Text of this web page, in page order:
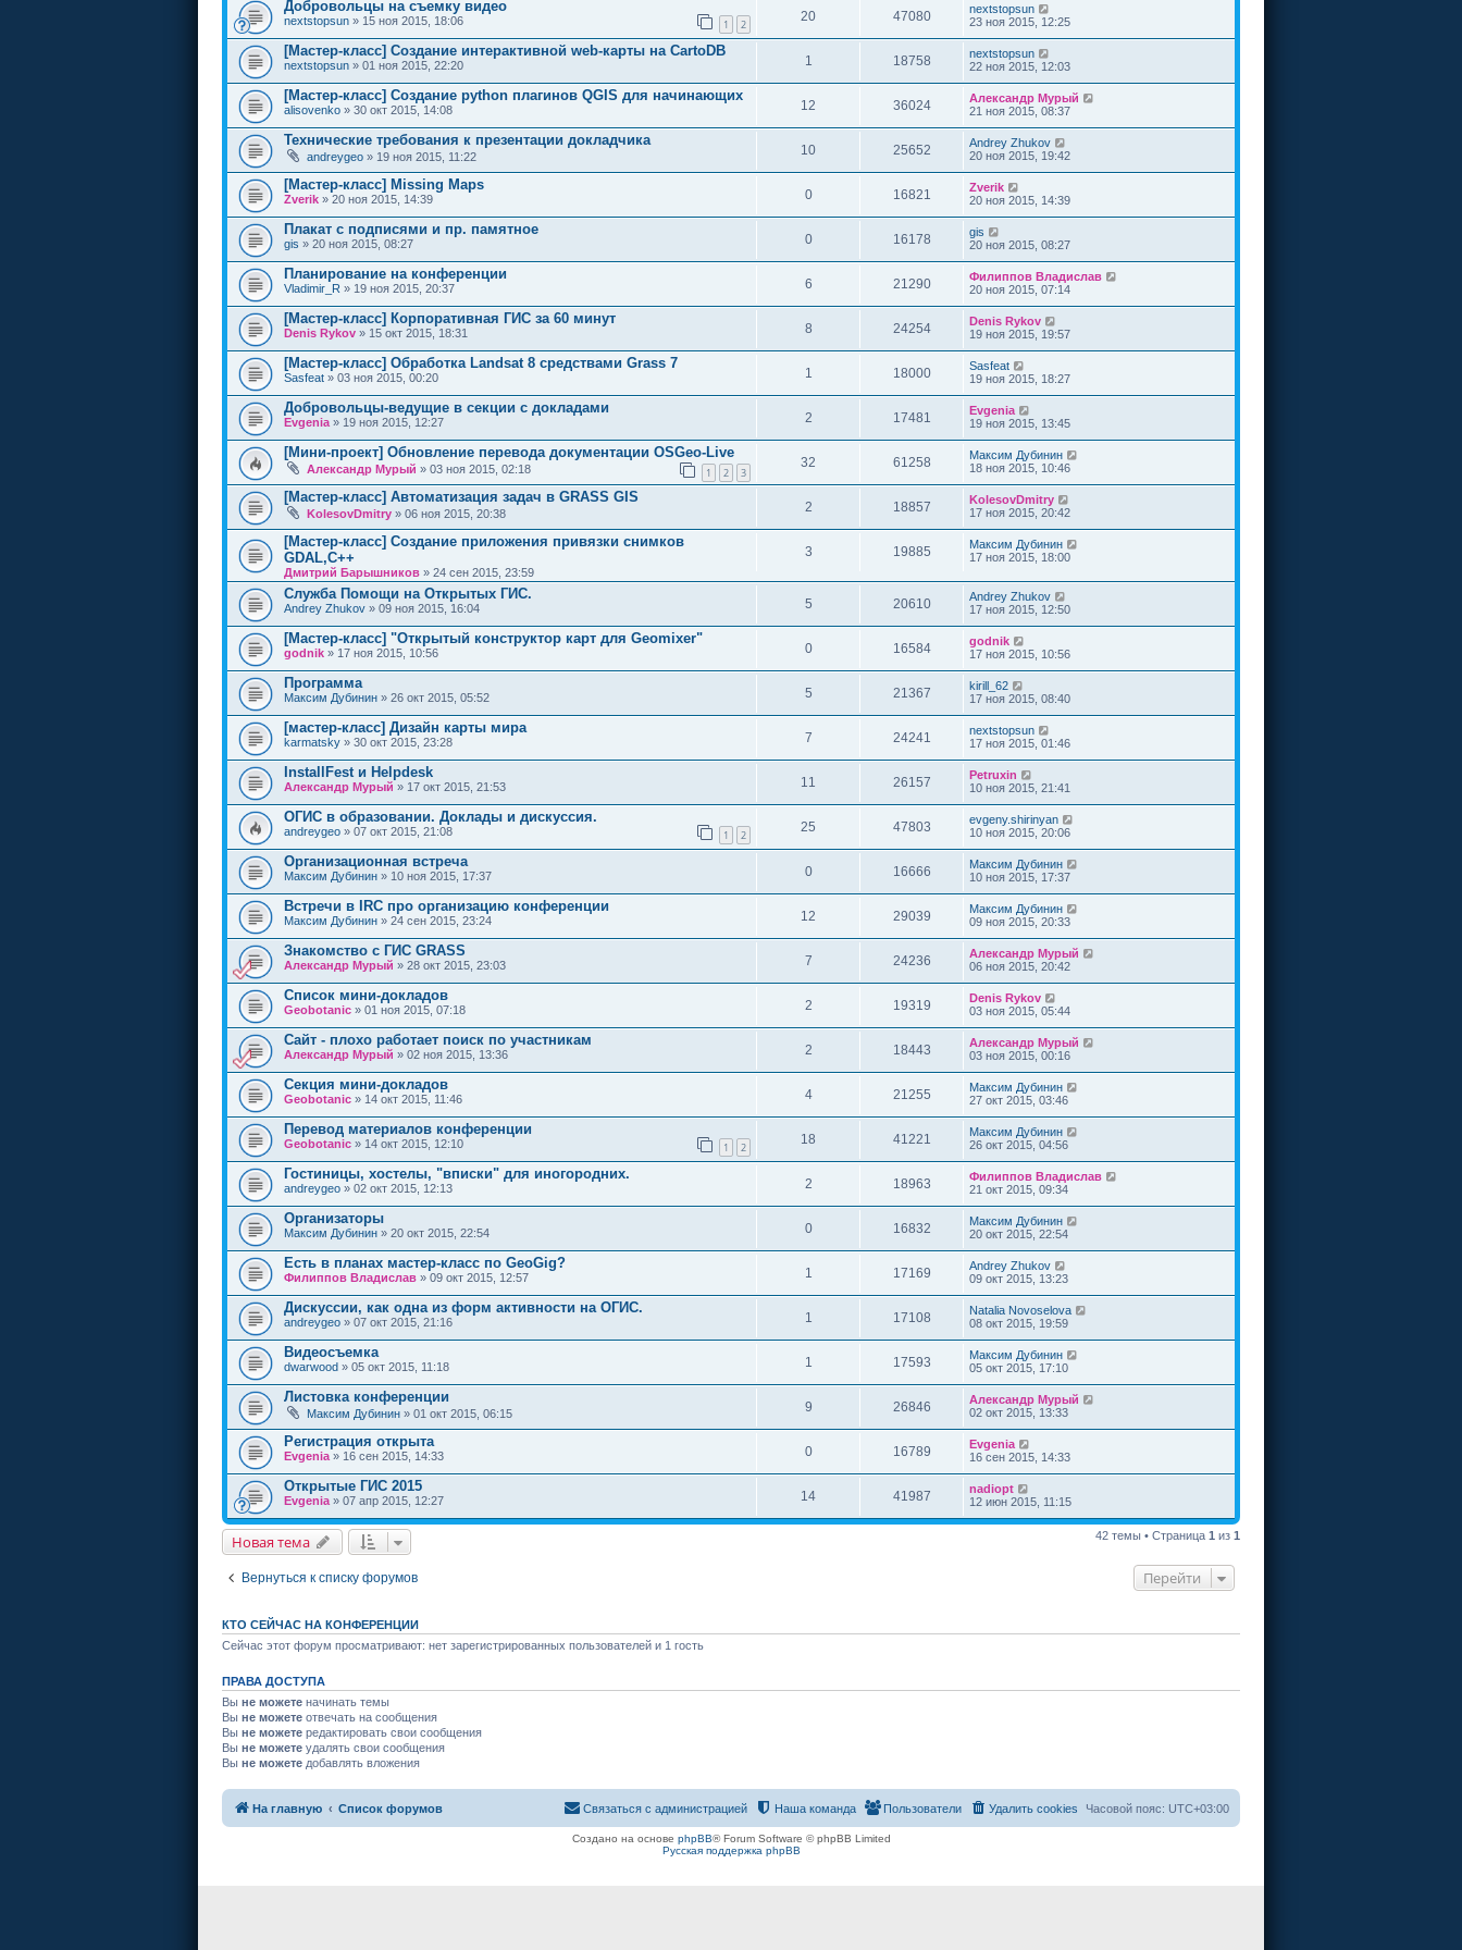
Добровольцы на съемку видео
nextstopsun » 15 ноя 2015, 18:06 1 2
20 47080
nextstopsun
23 ноя 2015, 12:25
[Мастер-класс] Создание интерактивной web-карты на CartoDB
nextstopsun » 01 ноя 2015, 22:20 1 18758
nextstopsun
22 ноя 2015, 12:03
[Мастер-класс] Создание python плагинов QGIS для начинающих
alisovenko » 30 окт 2015, 14:08 12 36024
Александр Мурый
21 ноя 2015, 08:37
Технические требования к презентации докладчика
andreygeo » 19 ноя 2015, 11:22 10 25652
Andrey Zhukov
20 ноя 2015, 19:42
[Мастер-класс] Missing Maps
Zverik » 20 ноя 2015, 14:39 0 16821
Zverik
20 ноя 2015, 14:39
Плакат с подписями и пр. памятное
gis » 20 ноя 2015, 08:27 0 16178
gis
20 ноя 2015, 08:27
Планирование на конференции
Vladimir_R » 19 ноя 2015, 20:37 6 21290
Филиппов Владислав
20 ноя 2015, 07:14
[Мастер-класс] Корпоративная ГИС за 60 минут
Denis Rykov » 15 окт 2015, 18:31 8 24254
Denis Rykov
19 ноя 2015, 19:57
[Мастер-класс] Обработка Landsat 8 средствами Grass 7
Sasfeat » 03 ноя 2015, 00:20 1 18000
Sasfeat
19 ноя 2015, 18:27
Добровольцы-ведущие в секции с докладами
Evgenia » 19 ноя 2015, 12:27 2 17481
Evgenia
19 ноя 2015, 13:45
[Мини-проект] Обновление перевода документации OSGeo-Live
Александр Мурый » 03 ноя 2015, 02:18 1 2 3
32 61258
Максим Дубинин
18 ноя 2015, 10:46
[Мастер-класс] Автоматизация задач в GRASS GIS
KolesovDmitry » 06 ноя 2015, 20:38 2 18857
KolesovDmitry
17 ноя 2015, 20:42
[Мастер-класс] Создание приложения привязки снимков
GDAL,С++
Дмитрий Барышников » 24 сен 2015, 23:59
3 19885
Максим Дубинин
17 ноя 2015, 18:00
Служба Помощи на Открытых ГИС.
Andrey Zhukov » 09 ноя 2015, 16:04 5 20610
Andrey Zhukov
17 ноя 2015, 12:50
[Мастер-класс] "Открытый конструктор карт для Geomixer"
godnik » 17 ноя 2015, 10:56 0 16584
godnik
17 ноя 2015, 10:56
Программа
Максим Дубинин » 26 окт 2015, 05:52 5 21367
kirill_62
17 ноя 2015, 08:40
[мастер-класс] Дизайн карты мира
karmatsky » 30 окт 2015, 23:28 7 24241
nextstopsun
17 ноя 2015, 01:46
InstallFest и Helpdesk
Александр Мурый » 17 окт 2015, 21:53 11 26157
Petruxin
10 ноя 2015, 21:41
ОГИС в образовании. Доклады и дискуссия.
andreygeo » 07 окт 2015, 21:08 1 2
25 47803
evgeny.shirinyan
10 ноя 2015, 20:06
Организационная встреча
Максим Дубинин » 10 ноя 2015, 17:37 0 16666
Максим Дубинин
10 ноя 2015, 17:37
Встречи в IRC про организацию конференции
Максим Дубинин » 24 сен 2015, 23:24 12 29039
Максим Дубинин
09 ноя 2015, 20:33
Знакомство с ГИС GRASS
Александр Мурый » 28 окт 2015, 23:03 7 24236
Александр Мурый
06 ноя 2015, 20:42
Список мини-докладов
Geobotanic » 01 ноя 2015, 07:18 2 19319
Denis Rykov
03 ноя 2015, 05:44
Сайт - плохо работает поиск по участникам
Александр Мурый » 02 ноя 2015, 13:36 2 18443
Александр Мурый
03 ноя 2015, 00:16
Секция мини-докладов
Geobotanic » 14 окт 2015, 11:46 4 21255
Максим Дубинин
27 окт 2015, 03:46
Перевод материалов конференции
Geobotanic » 14 окт 2015, 12:10 1 2
18 41221
Максим Дубинин
26 окт 2015, 04:56
Гостиницы, хостелы, "вписки" для иногородних.
andreygeo » 02 окт 2015, 12:13 2 18963
Филиппов Владислав
21 окт 2015, 09:34
Организаторы
Максим Дубинин » 20 окт 2015, 22:54 0 16832
Максим Дубинин
20 окт 2015, 22:54
Есть в планах мастер-класс по GeoGig?
Филиппов Владислав » 09 окт 2015, 12:57 1 17169
Andrey Zhukov
09 окт 2015, 13:23
Дискуссии, как одна из форм активности на ОГИС.
andreygeo » 07 окт 2015, 21:16 1 17108
Natalia Novoselova
08 окт 2015, 19:59
Видеосъемка
dwarwood » 05 окт 2015, 11:18 1 17593
Максим Дубинин
05 окт 2015, 17:10
Листовка конференции
Максим Дубинин » 01 окт 2015, 06:15 9 26846
Александр Мурый
02 окт 2015, 13:33
Регистрация открыта
Evgenia » 16 сен 2015, 14:33 0 16789
Evgenia
16 сен 2015, 14:33
Открытые ГИС 2015
Evgenia » 07 апр 2015, 12:27 14 41987
nadiopt
12 июн 2015, 11:15
Новая тема 42 темы • Страница 1 из 1
Вернуться к списку форумов Перейти
КТО СЕЙЧАС НА КОНФЕРЕНЦИИ
Сейчас этот форум просматривают: нет зарегистрированных пользователей и 1 гость
ПРАВА ДОСТУПА
Вы не можете начинать темы
Вы не можете отвечать на сообщения
Вы не можете редактировать свои сообщения
Вы не можете удалять свои сообщения
Вы не можете добавлять вложения
На главную Список форумов Часовой пояс: UTC+03:00
Удалить cookies
Пользователи
Наша команда
Связаться с администрацией
Создано на основе phpBB® Forum Software © phpBB Limited
Русская поддержка phpBB